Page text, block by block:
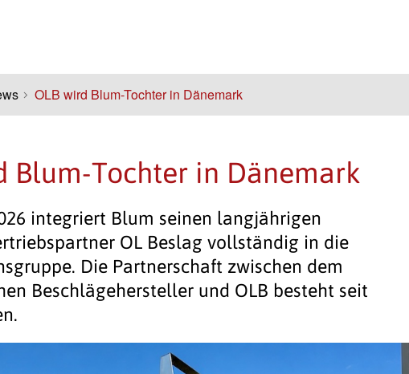
OLB wird Blum-Tochter in Dänemark
Blum-Tochter in Dänemark
integriert Blum seinen langjährigen
OL Beslag vollständig in die
Die Partnerschaft zwischen dem
Beschlägehersteller und OLB besteht seit